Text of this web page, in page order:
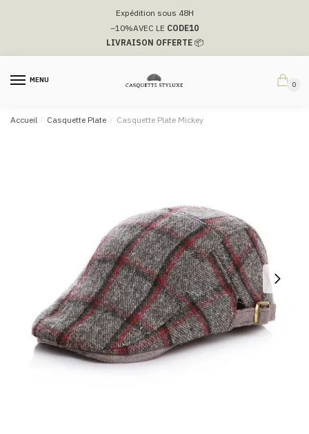
navigation
Expédition sous 48H
–10%AVEC LE CODE10
LIVRAISON OFFERTE📦
MENU
0
Accueil / Casquette Plate / Casquette Plate Mickey